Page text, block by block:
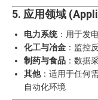
5. 应用领域
电力系统：用于发
化工与冶金 ：监控
制药与食品 ：数据
其他：适用于任何
自动化环境